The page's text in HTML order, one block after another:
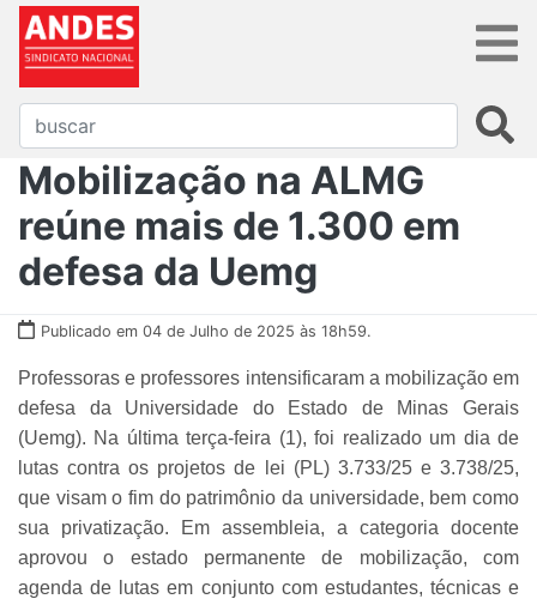
Mobilização na ALMG
reúne mais de 1.300 em
defesa da Uemg
Publicado em 04 de Julho de 2025 às 18h59.
Professoras e professores intensificaram a mobilização em
defesa da Universidade do Estado de Minas Gerais
(Uemg). Na última terça-feira (1), foi realizado um dia de
lutas contra os projetos de lei (PL) 3.733/25 e 3.738/25,
que visam o fim do patrimônio da universidade, bem como
sua privatização. Em assembleia, a categoria docente
aprovou o estado permanente de mobilização, com
agenda de lutas em conjunto com estudantes, técnicas e